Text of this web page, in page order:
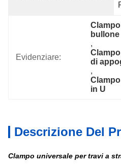
Evidenziare:
,
di
,
in U
Descrizione Del
Clampo universale per travi a